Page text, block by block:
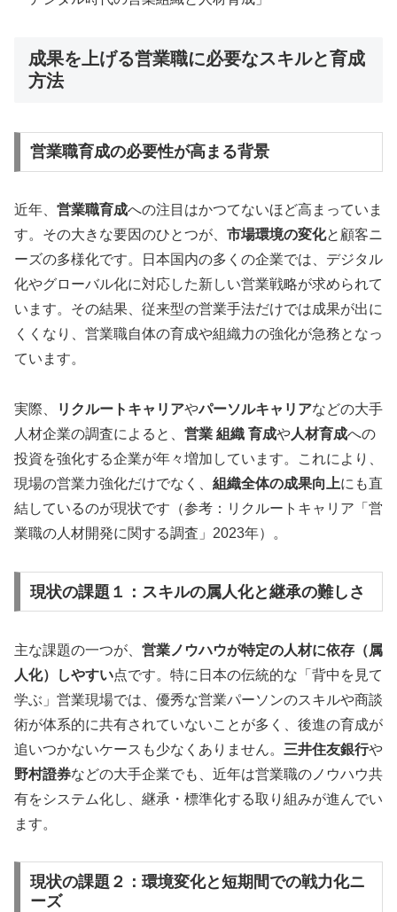
成果を上げる営業職に必要なスキルと育成
方法
営業職育成の必要性が高まる背景
近年、 営業職育成への注目はかつてないほど高まっていま
す。その大きな要因のひとつが、 市場環境の変化と顧客ニ
ーズの多様化です。日本国内の多くの企業では、デジタル
化やグローバル化に対応した新しい営業戦略が求められて
います。その結果、従来型の営業手法だけでは成果が出に
くくなり、営業職自体の育成や組織力の強化が急務となっ
ています。
実際、 リクルートキャリアやパーソルキャリアなどの大手
人材企業の調査によると、 営業 組織 育成や人材育成への
投資を強化する企業が年々増加しています。これにより、
現場の営業力強化だけでなく、 組織全体の成果向上にも直
結しているのが現状です（参考：リクルートキャリア「営
業職の人材開発に関する調査」2023年）。
現状の課題１：スキルの属人化と継承の難しさ
主な課題の一つが、 営業ノウハウが特定の人材に依存（属
人化）しやすい点です。特に日本の伝統的な「背中を見て
学ぶ」営業現場では、優秀な営業パーソンのスキルや商談
術が体系的に共有されていないことが多く、後進の育成が
追いつかないケースも少なくありません。 三井住友銀行や
野村證券などの大手企業でも、近年は営業職のノウハウ共
有をシステム化し、継承・標準化する取り組みが進んでい
ます。
現状の課題２：環境変化と短期間での戦力化ニ
ーズ